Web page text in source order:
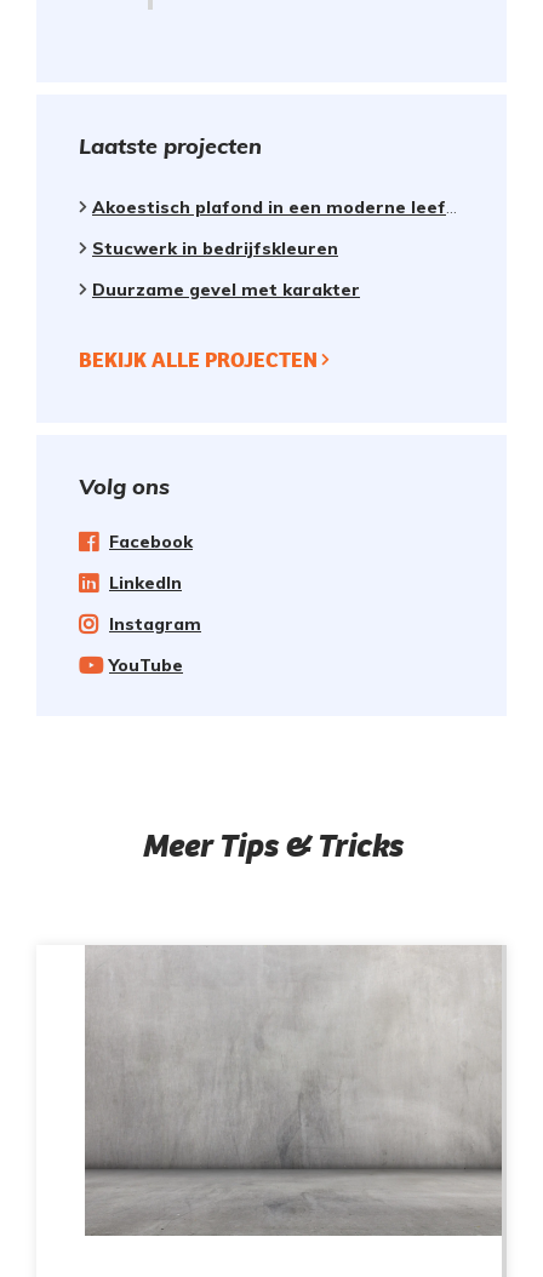
Laatste projecten
Akoestisch plafond in een moderne leefkeuken
Stucwerk in bedrijfskleuren
Duurzame gevel met karakter
BEKIJK ALLE PROJECTEN
Volg ons
Facebook
LinkedIn
Instagram
YouTube
Meer Tips & Tricks